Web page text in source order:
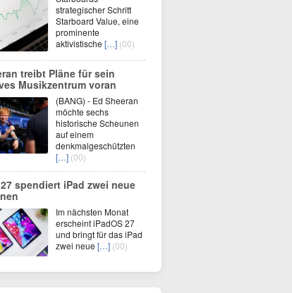
strategischer Schritt
Starboard Value, eine
prominente
aktivistische […] (00)
treibt Pläne für sein
Musikzentrum voran
(BANG) - Ed Sheeran
möchte sechs
historische Scheunen
auf einem
denkmalgeschützten
[…] (00)
spendiert iPad zwei neue
Im nächsten Monat
erscheint iPadOS 27
und bringt für das iPad
zwei neue […] (00)